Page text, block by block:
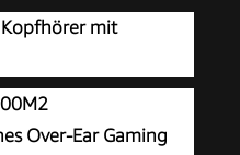
mit
Over-Ear Gaming